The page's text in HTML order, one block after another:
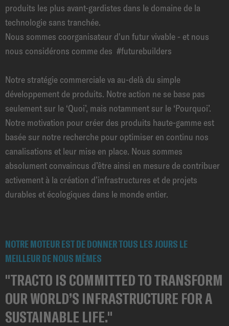
produits les plus avant-gardistes dans le domaine de la
technologie sans tranchée.
Nous sommes coorganisateur d'un futur vivable - et nous
nous considérons comme des #futurebuilders
Notre stratégie commerciale va au-delà du simple
développement de produits. Notre action ne se base pas
seulement sur le ‘Quoi’, mais notamment sur le ‘Pourquoi’.
Notre motivation pour créer des produits haute-gamme est
basée sur notre recherche pour optimiser en continu nos
canalisations et leur mise en place. Nous sommes
absolument convaincus d’être ainsi en mesure de contribuer
activement à la création d’infrastructures et de projets
durables et écologiques dans le monde entier.
NOTRE MOTEUR EST DE DONNER TOUS LES JOURS LE
MEILLEUR DE NOUS MÊMES
"TRACTO IS COMMITTED TO TRANSFORM
OUR WORLD’S INFRASTRUCTURE FOR A
SUSTAINABLE LIFE."